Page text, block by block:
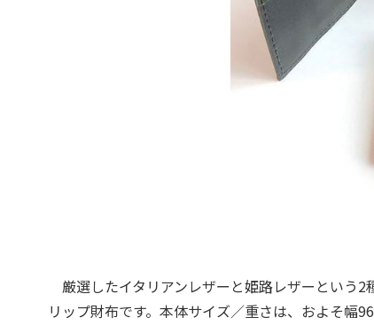
厳選したイタリアンレザーと姫路レザーという
リップ財布です。本体サイズ／重さは、およそ幅